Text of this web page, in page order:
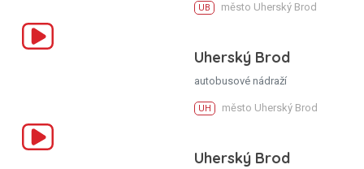
UB město Uherský Brod
Uherský Brod
autobusové nádraží
UH město Uherský Brod
Uherský Brod